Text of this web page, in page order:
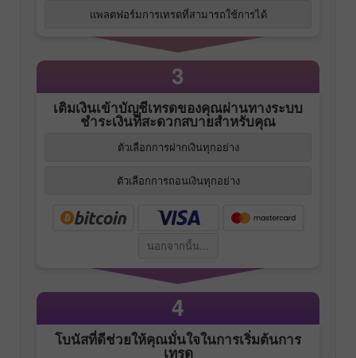
แพลตฟอร์มการเทรดที่สามารถใช้การได้
3
เติมเงินเข้าบัญชีเทรดของคุณผ่านทางระบบ
ชำระเงินที่สะดวกสบายสำหรับคุณ
ตัวเลือกการฝากเงินทุกอย่าง
ตัวเลือกการถอนเงินทุกอย่าง
นอกจากนั้น...
4
โบนัสที่ดีช่วยให้คุณมั่นใจในการเริ่มต้นการ
เทรด